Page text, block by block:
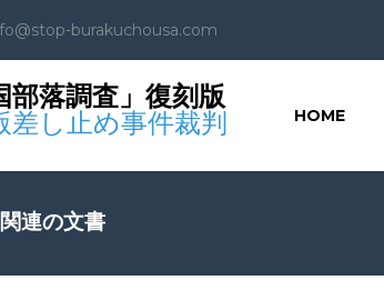
burakuchousa.com
部落調査」復刻版
差し止め事件裁判 HOME
連の文書